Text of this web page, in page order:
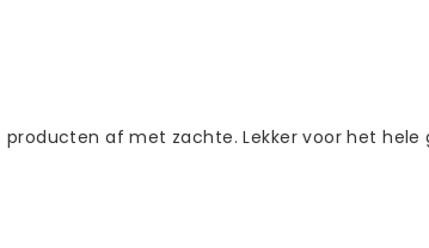
af met zachte. Lekker voor het hele